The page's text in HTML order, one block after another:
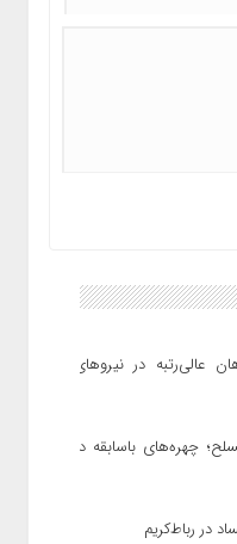
عالی‌رتبه در نیروهای
چهره‌های باسابقه در
در رباط‌کریم